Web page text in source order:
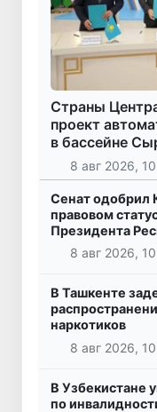
Страны
проект
в бассейне
8 авг 2026,
Сенат одобрил
правовом
Президента
8 авг 2026,
В Ташкенте
наркотиков
8 авг 2026,
В Узбекистане
по